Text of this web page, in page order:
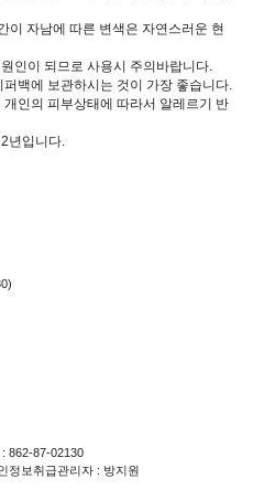
이 자남에 따른 변색은 자연스러운 현
인이 되므로 사용시 주의바랍니다.
백에 보관하시는 것이 가장 좋습니다.
인의 피부상태에 따라서 알레르기 반
년입니다.
862-87-02130
정보취급관리자 : 방지원